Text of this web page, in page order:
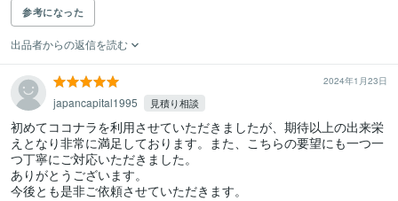
参考になった
出品者からの返信を読む
2024年1月23日
japancapital1995 見積り相談
初めてココナラを利用させていただきましたが、期待以上の出来栄
えとなり非常に満足しております。また、こちらの要望にも一つ一
つ丁寧にご対応いただきました。
ありがとうございます。
今後とも是非ご依頼させていただきます。